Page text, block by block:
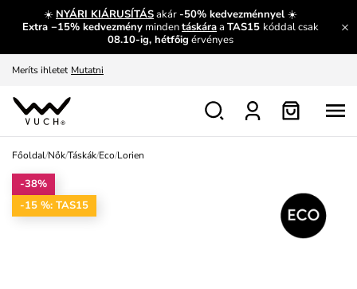
☀️ NYÁRI KIÁRUSÍTÁSakár-50% kedvezménnyel ☀️
Extra −15% kedvezmény mindentáskáraa TAS15 kóddal csak
08.10-ig, hétfőig érvényes
És mi az, amit máshol nem lehet megtudni?
Fedezze fel velünk az újdonságokat. Megtekintés
Meríts ihletet Mutatni
Ingyenes csere és visszaküldés
Főoldal/Nők/Táskák/Eco/Lorien
-38%
-15 %: TAS15